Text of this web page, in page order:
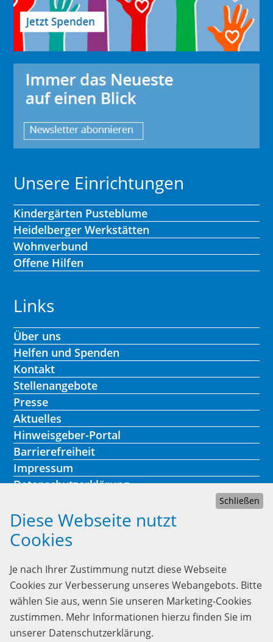
Schließen
Diese Webseite nutzt
Cookies
Je nach Ihrer Zustimmung nutzt diese Webseite
Cookies zur Verbesserung unseres Webangebots. Bitte
wählen Sie aus, wenn Sie unseren Marketing-Cookies
zustimmen. Mehr Informationen hierzu finden Sie im
unserer Datenschutzerklärung.
Unsere Einrichtungen
Kindergärten Pusteblume
Heidelberger Werkstätten
Wohnverbund
Offene Hilfen
Links
Über uns
Helfen und Spenden
Kontakt
Stellenangebote
Presse
Aktuelles
Hinweisgeber-Portal
Barrierefreiheit
Impressum
Datenschutzerklärung
Kontakt
Lebenshilfe Heidelberg
Heinrich-Fuchs-Str. 73
69126 Heidelberg
Telefon:06221/339 23-0